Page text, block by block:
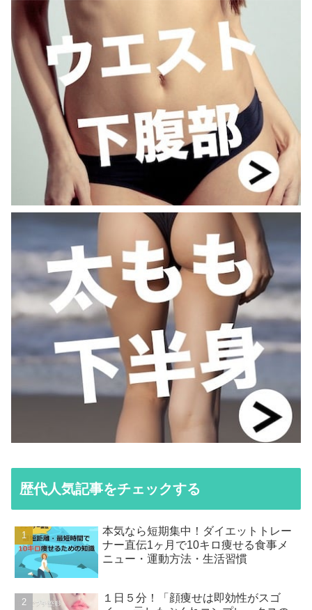
歴代人気記事をチェックする
本気なら短期集中！ダイエットトレー
ナー直伝1ヶ月で10キロ痩せる食事メ
ニュー・運動方法・生活習慣
１日５分！「顔痩せは即効性がスゴ